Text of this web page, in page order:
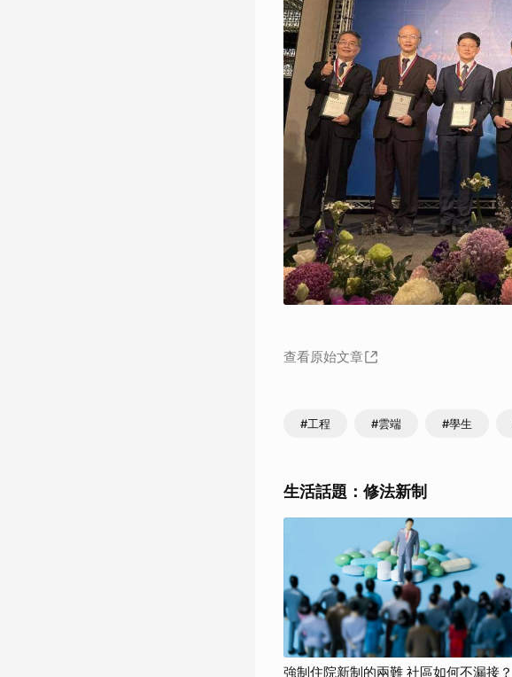
查看原始文章
#工程 #雲端 #學生
生活話題：修法新制
強制住院新制的兩難 社區如何不漏接？